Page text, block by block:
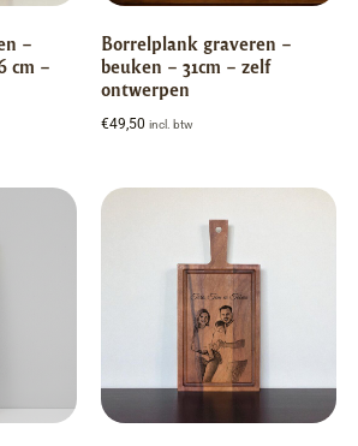
–
cm –
Borrelplank graveren –
beuken – 31cm – zelf
ontwerpen
€49,50 incl. btw